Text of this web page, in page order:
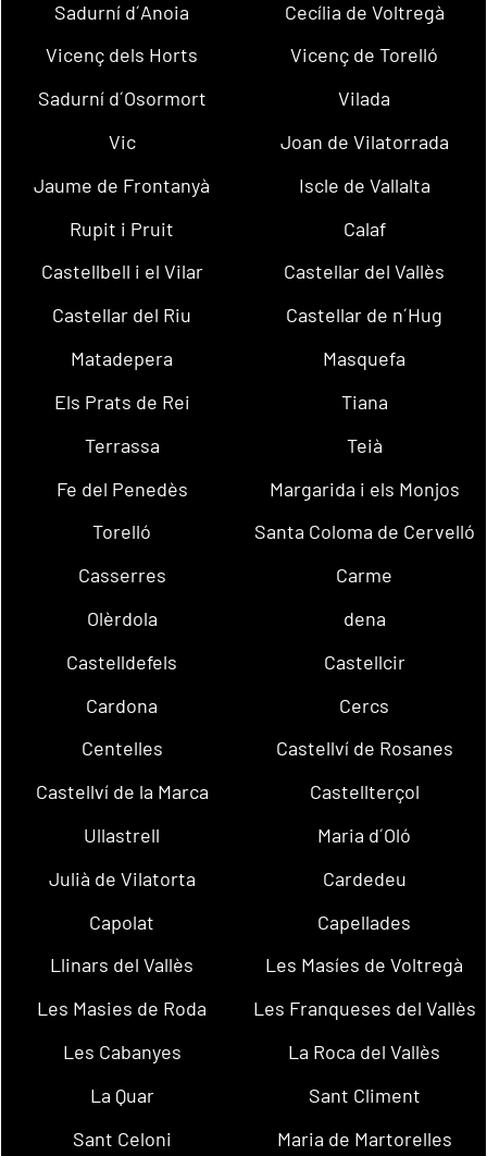
Sadurní d´Anoia
Cecília de Voltregà
Vicenç dels Horts
Vicenç de Torelló
Sadurní d´Osormort
Vilada
Vic
Joan de Vilatorrada
Jaume de Frontanyà
Iscle de Vallalta
Rupit i Pruit
Calaf
Castellbell i el Vilar
Castellar del Vallès
Castellar del Riu
Castellar de n´Hug
Matadepera
Masquefa
Els Prats de Rei
Tiana
Terrassa
Teià
Fe del Penedès
Margarida i els Monjos
Torelló
Santa Coloma de Cervelló
Casserres
Carme
Olèrdola
dena
Castelldefels
Castellcir
Cardona
Cercs
Centelles
Castellví de Rosanes
Castellví de la Marca
Castellterçol
Ullastrell
Maria d´Oló
Julià de Vilatorta
Cardedeu
Capolat
Capellades
Llinars del Vallès
Les Masíes de Voltregà
Les Masies de Roda
Les Franqueses del Vallès
Les Cabanyes
La Roca del Vallès
La Quar
Sant Climent
Sant Celoni
Maria de Martorelles